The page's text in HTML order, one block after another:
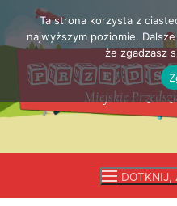
Przejdź
treści
DOTKNIJ,
Ta strona korzysta z
najwyższym poziomie.
że zgadzasz